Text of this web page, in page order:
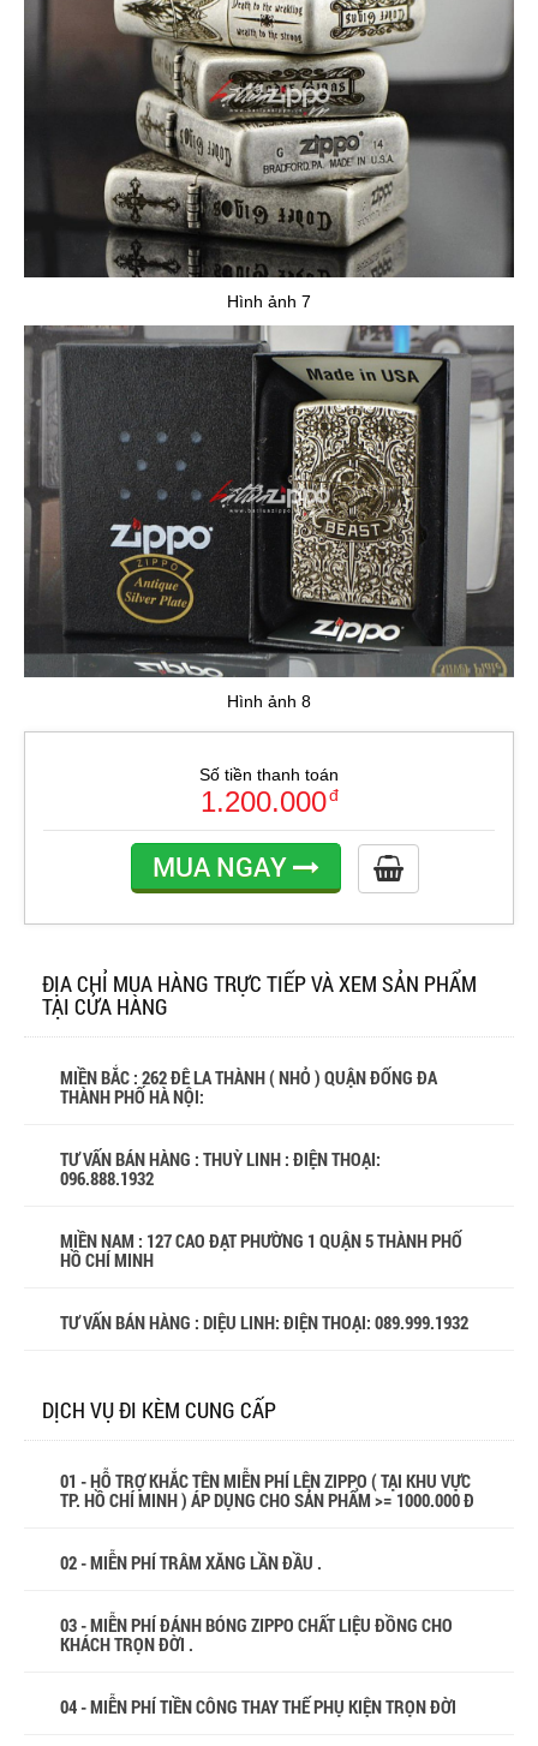
Hình ảnh 7
Hình ảnh 8
Số tiền thanh toán
1.200.000đ
MUA NGAY
ĐỊA CHỈ MUA HÀNG TRỰC TIẾP VÀ XEM SẢN PHẨM
TẠI CỬA HÀNG
MIỀN BẮC : 262 ĐÊ LA THÀNH ( NHỎ ) QUẬN ĐỐNG ĐA
THÀNH PHỐ HÀ NỘI:
TƯ VẤN BÁN HÀNG : THUỲ LINH : ĐIỆN THOẠI:
096.888.1932
MIỀN NAM : 127 CAO ĐẠT PHƯỜNG 1 QUẬN 5 THÀNH PHỐ
HỒ CHÍ MINH
TƯ VẤN BÁN HÀNG : DIỆU LINH: ĐIỆN THOẠI: 089.999.1932
DỊCH VỤ ĐI KÈM CUNG CẤP
01 - HỖ TRỢ KHẮC TÊN MIỄN PHÍ LÊN ZIPPO ( TẠI KHU VỰC
TP. HỒ CHÍ MINH ) ÁP DỤNG CHO SẢN PHẨM >= 1000.000 Đ
02 - MIỄN PHÍ TRÂM XĂNG LẦN ĐẦU .
03 - MIỄN PHÍ ĐÁNH BÓNG ZIPPO CHẤT LIỆU ĐỒNG CHO
KHÁCH TRỌN ĐỜI .
04 - MIỄN PHÍ TIỀN CÔNG THAY THẾ PHỤ KIỆN TRỌN ĐỜI